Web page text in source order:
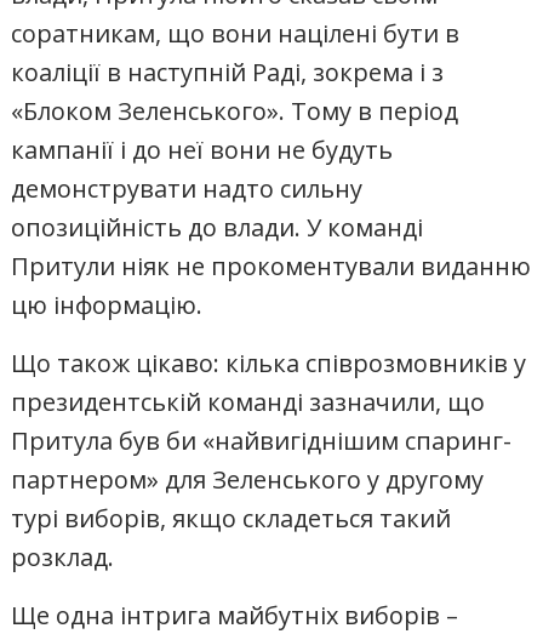
соратникам, що вони націлені бути в
коаліції в наступній Раді, зокрема і з
«Блоком Зеленського». Тому в період
кампанії і до неї вони не будуть
демонструвати надто сильну
опозиційність до влади. У команді
Притули ніяк не прокоментували виданню
цю інформацію.
Що також цікаво: кілька співрозмовників у
президентській команді зазначили, що
Притула був би «найвигіднішим спаринг-
партнером» для Зеленського у другому
турі виборів, якщо складеться такий
розклад.
Ще одна інтрига майбутніх виборів –